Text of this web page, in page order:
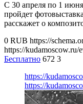
С 30 апреля по 1
пройдет
расскажет о
0 RUB https://
https://kudamoscow.ru/
Бесплатно 672 3
https://
https://